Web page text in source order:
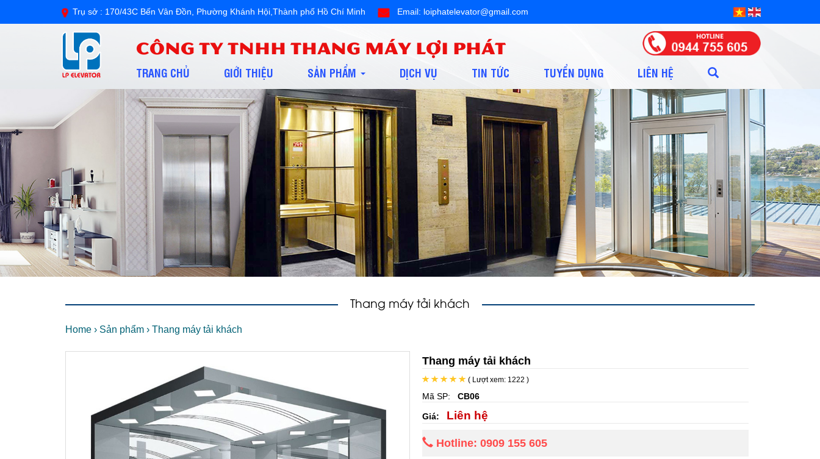
Trụ sở : 170/43C Bến Vân Đồn, Phường Khánh Hội,Thành phố Hồ Chí Minh Email: loiphatelevator@gmail.com
CÔNG TY TNHH THANG MÁY LỢI PHÁT
TRANG CHỦ GIỚI THIỆU SẢN PHẨM DỊCH VỤ TIN TỨC TUYỂN DỤNG LIÊN HỆ
Thang máy tải khách
Home › Sản phẩm › Thang máy tải khách
Thang máy tải khách
( Lượt xem: 1222 )
Mã SP: CB06
Giá: Liên hệ
Hotline: 0909 155 605